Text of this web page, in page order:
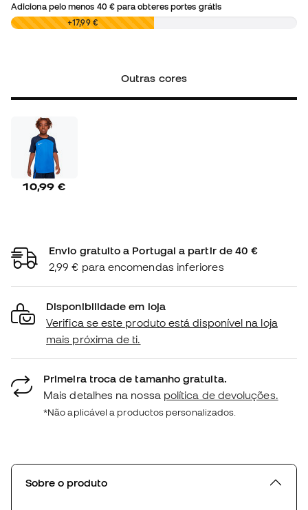
Adiciona pelo menos 40 €para obteres portes grátis
0,00 € +17,99 €
Outras cores
10,99 €
Envio gratuito a Portugal a partir de 40 €
2,99 € para encomendas inferiores
Disponibilidade em loja
Verifica se este produto está disponível na loja
mais próxima de ti.
Primeira troca de tamanho gratuita.
Mais detalhes na nossa política de devoluções.
*Não aplicável a productos personalizados.
Sobre o produto